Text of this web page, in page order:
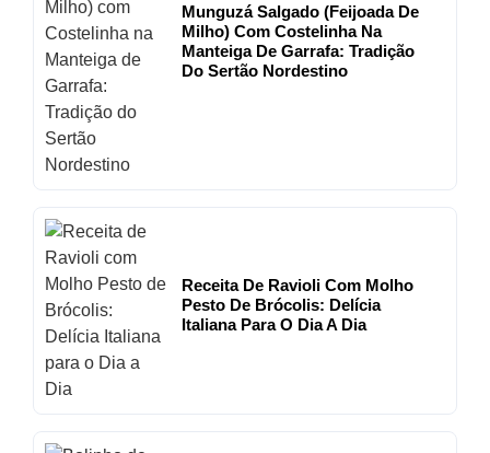
Munguzá Salgado (Feijoada De
Milho) Com Costelinha Na
Manteiga De Garrafa: Tradição
Do Sertão Nordestino
Receita De Ravioli Com Molho
Pesto De Brócolis: Delícia
Italiana Para O Dia A Dia